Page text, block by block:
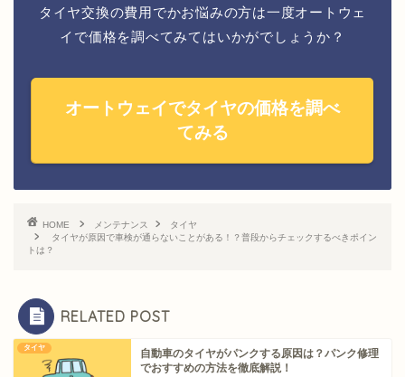
タイヤ交換の費用でかお悩みの方は一度オートウェ
イで価格を調べてみてはいかがでしょうか？
オートウェイでタイヤの価格を調べ
てみる
HOME メンテナンス
タイヤ
タイヤが原因で車検が通らないことがある！？普段からチェックするべきポイン
トは？
RELATED POST
タイヤ
自動車のタイヤがパンクする原因は？パンク修理
でおすすめの方法を徹底解説！